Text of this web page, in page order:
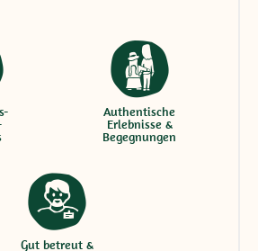
Authentische
Erlebnisse &
Begegnungen
Gut betreut &